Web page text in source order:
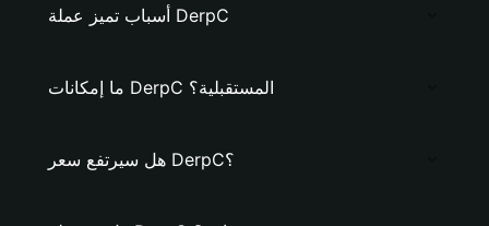
أسباب تميز عملة DerpC
ما إمكانات DerpC المستقبلية؟
هل سيرتفع سعر DerpC؟